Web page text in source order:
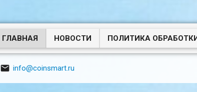
ГЛАВНАЯ НОВОСТИ ПОЛИТИКА
 info@coinsmart.ru